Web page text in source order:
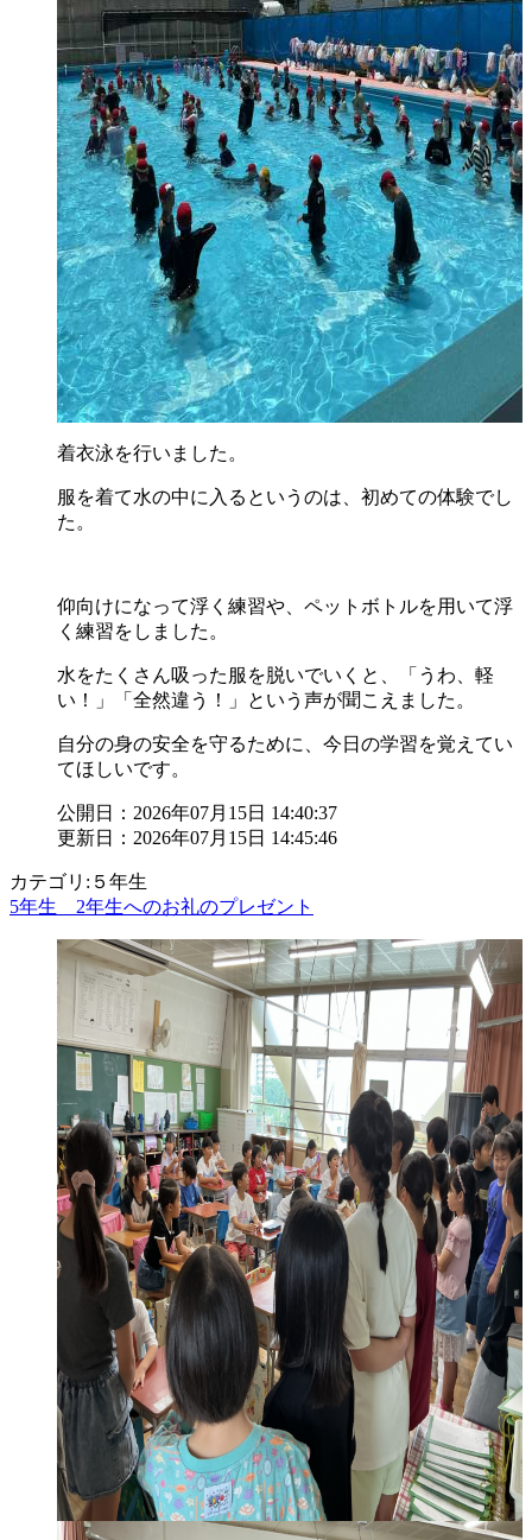
着衣泳を行いました。
服を着て水の中に入るというのは、初めての体験でし
た。
仰向けになって浮く練習や、ペットボトルを用いて浮
く練習をしました。
水をたくさん吸った服を脱いでいくと、「うわ、軽
い！」「全然違う！」という声が聞こえました。
自分の身の安全を守るために、今日の学習を覚えてい
てほしいです。
公開日：2026年07月15日 14:40:37
更新日：2026年07月15日 14:45:46
カテゴリ:５年生
5年生 2年生へのお礼のプレゼント